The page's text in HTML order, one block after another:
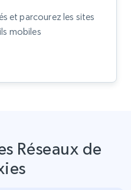
et parcourez les sites
mobiles
Réseaux de